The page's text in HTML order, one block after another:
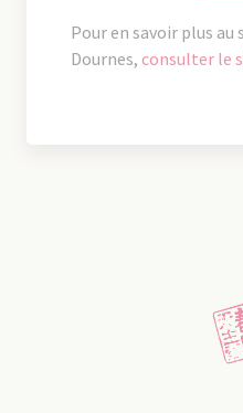
Pour en savoir plus au
Dournes, consulter le